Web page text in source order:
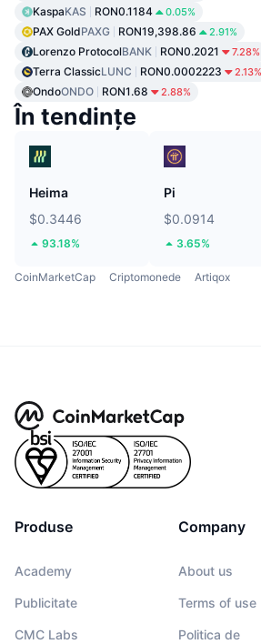
KaspaKAS RON0.1184 0.05%
PAX GoldPAXG RON19,398.86 2.91%
Lorenzo ProtocolBANK RON0.2021 7.28%
Terra ClassicLUNC RON0.0002223 2.13%
OndoONDO RON1.68 2.88%
În tendințe
Heima
$0.3446
93.18%
Pi
$0.0914
3.65%
CoinMarketCap Criptomonede Artiqox
Produse
Academy
Publicitate
CMC Labs
Company
About us
Terms of use
Politica de